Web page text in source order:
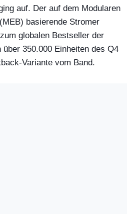
auf. Der auf dem Modularen
basierende Stromer
globalen Bestseller der
350.000 Einheiten des Q4
Variante vom Band.